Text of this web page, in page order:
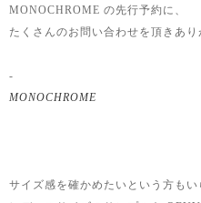
MONOCHROME の先行予約に、
たくさんのお問い合わせを頂きあり
-
MONOCHROME
サイズ感を確かめたいという方もい